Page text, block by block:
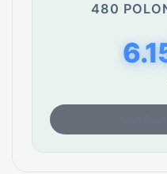
480